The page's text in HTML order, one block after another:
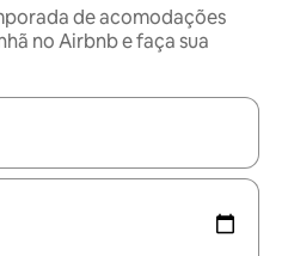
de acomodações
no Airbnb e faça sua
disponíveis, explore-os